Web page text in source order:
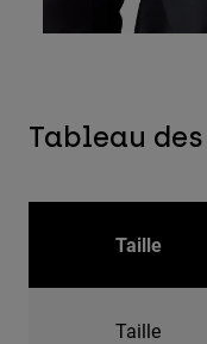
Tableau
Taille
Taille